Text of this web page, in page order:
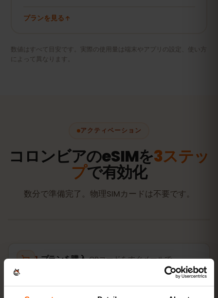
プランを見る
数値はすべて目安です。実際の使用量は端末やアプリの設定、使い方
によって異なります。
アクティベーション
コロンビアのeSIMを3ステッ
プで有効化
数分で準備完了。物理SIMカードは不要です。
プランを購入 QRコードをすぐメールで
eSIMをインストール 自宅のWi‑FiでQRコードを